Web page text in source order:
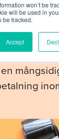
won’t be
will be used in
be tracked.
Accept
PARTNERS